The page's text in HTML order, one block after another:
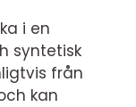
i en
syntetisk
från
kan